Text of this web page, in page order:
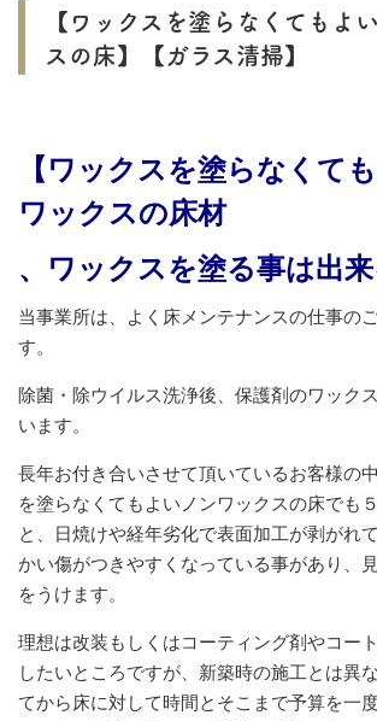
【ワックスを塗らなくてもよ
スの床】【ガラス清掃】
【ワックスを塗らなくて
ワックスの床材
、
ワックスを塗る事は出来
当事業所は、よく床メンテナンスの仕事の
す。
除菌・除ウイルス洗浄後、保護剤のワック
います。
長年お付き合いさせて頂いているお客様の
を塗らなくてもよいノンワックスの床でも
と、日焼けや経年劣化で表面加工が剥がれ
かい傷がつきやすくなっている事があり、
をうけます。
理想は改装もしくはコーティング剤やコー
したいところですが、新築時の施工とは異
てから床に対して時間とそこまで予算を一